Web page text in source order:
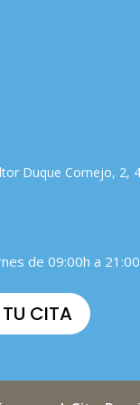
Duque Cornejo, 2,
de 09:00h a
TU CITA